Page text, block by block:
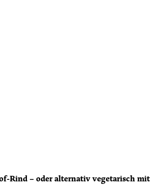
Rind – oder alternativ vegetarisch mit